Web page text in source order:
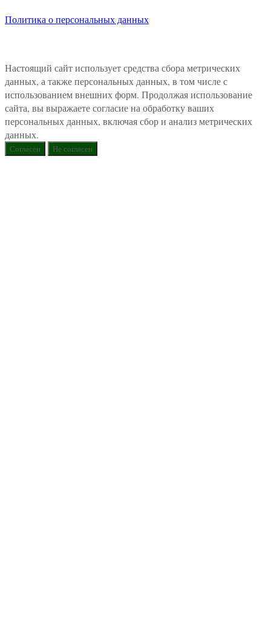
Политика о персональных данных
Настоящий сайт использует средства сбора метрических
данных, а также персональных данных, в том числе с
использованием внешних форм. Продолжая использование
сайта, вы выражаете согласие на обработку ваших
персональных данных, включая сбор и анализ метрических
данных.
Согласен Не согласен